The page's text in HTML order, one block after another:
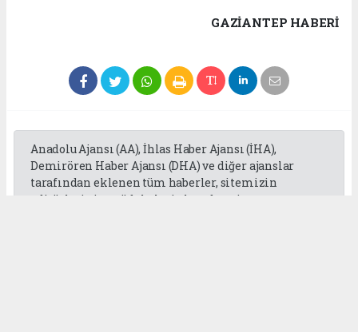
GAZIANTEP HABERİ
Anadolu Ajansı (AA), İhlas Haber Ajansı (İHA),
Demirören Haber Ajansı (DHA) ve diğer ajanslar
tarafından eklenen tüm haberler, sitemizin
editörlerinin müdahalesi olmadan ajans